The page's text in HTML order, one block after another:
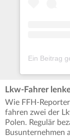
Ein Beitrag
Lkw-Fahrer
Wie FFH-
fahren zwei der
Polen. Regulär
Busunternehmen